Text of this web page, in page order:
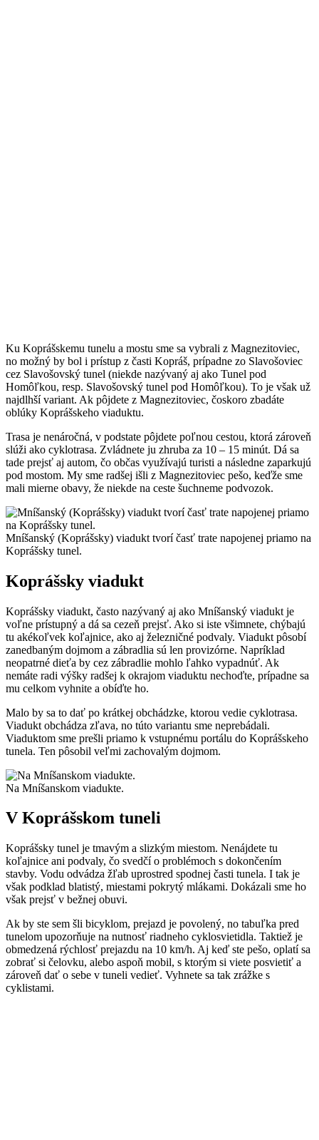
Ku Koprášskemu tunelu a mostu sme sa vybrali z Magnezitoviec,
no možný by bol i prístup z časti Kopráš, prípadne zo Slavošoviec
cez Slavošovský tunel (niekde nazývaný aj ako Tunel pod
Homôľkou, resp. Slavošovský tunel pod Homôľkou). To je však už
najdlhší variant. Ak pôjdete z Magnezitoviec, čoskoro zbadáte
oblúky Koprášskeho viaduktu.
Trasa je nenáročná, v podstate pôjdete poľnou cestou, ktorá zároveň
slúži ako cyklotrasa. Zvládnete ju zhruba za 10 – 15 minút. Dá sa
tade prejsť aj autom, čo občas využívajú turisti a následne zaparkujú
pod mostom. My sme radšej išli z Magnezitoviec pešo, keďže sme
mali mierne obavy, že niekde na ceste šuchneme podvozok.
Mníšanský (Koprášsky) viadukt tvorí časť trate napojenej priamo na
Koprášsky tunel.
Koprášsky viadukt
Koprášsky viadukt, často nazývaný aj ako Mníšanský viadukt je
voľne prístupný a dá sa cezeň prejsť. Ako si iste všimnete, chýbajú
tu akékoľvek koľajnice, ako aj železničné podvaly. Viadukt pôsobí
zanedbaným dojmom a zábradlia sú len provizórne. Napríklad
neopatrné dieťa by cez zábradlie mohlo ľahko vypadnúť. Ak
nemáte radi výšky radšej k okrajom viaduktu nechoďte, prípadne sa
mu celkom vyhnite a obíďte ho.
Malo by sa to dať po krátkej obchádzke, ktorou vedie cyklotrasa.
Viadukt obchádza zľava, no túto variantu sme neprebádali.
Viaduktom sme prešli priamo k vstupnému portálu do Koprášskeho
tunela. Ten pôsobil veľmi zachovalým dojmom.
Na Mníšanskom viadukte.
V Koprášskom tuneli
Koprášsky tunel je tmavým a slizkým miestom. Nenájdete tu
koľajnice ani podvaly, čo svedčí o problémoch s dokončením
stavby. Vodu odvádza žľab uprostred spodnej časti tunela. I tak je
však podklad blatistý, miestami pokrytý mlákami. Dokázali sme ho
však prejsť v bežnej obuvi.
Ak by ste sem šli bicyklom, prejazd je povolený, no tabuľka pred
tunelom upozorňuje na nutnosť riadneho cyklosvietidla. Taktiež je
obmedzená rýchlosť prejazdu na 10 km/h. Aj keď ste pešo, oplatí sa
zobrať si čelovku, alebo aspoň mobil, s ktorým si viete posvietiť a
zároveň dať o sebe v tuneli vedieť. Vyhnete sa tak zrážke s
cyklistami.